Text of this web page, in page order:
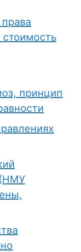
принцип
(НМУ